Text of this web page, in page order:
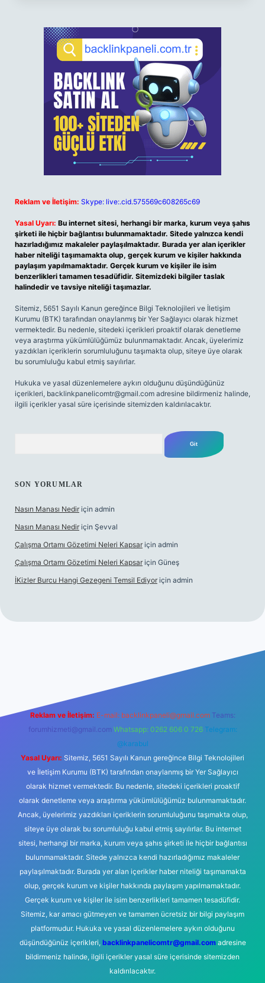
Reklam ve İletişim: Skype: live:.cid.575569c608265c69
Yasal Uyarı: Bu internet sitesi, herhangi bir marka, kurum veya şahıs
şirketi ile hiçbir bağlantısı bulunmamaktadır. Sitede yalnızca kendi
hazırladığımız makaleler paylaşılmaktadır. Burada yer alan içerikler
haber niteliği taşımamakta olup, gerçek kurum ve kişiler hakkında
paylaşım yapılmamaktadır. Gerçek kurum ve kişiler ile isim
benzerlikleri tamamen tesadüfidir. Sitemizdeki bilgiler taslak
halindedir ve tavsiye niteliği taşımazlar.
Sitemiz, 5651 Sayılı Kanun gereğince Bilgi Teknolojileri ve İletişim
Kurumu (BTK) tarafından onaylanmış bir Yer Sağlayıcı olarak hizmet
vermektedir. Bu nedenle, sitedeki içerikleri proaktif olarak denetleme
veya araştırma yükümlülüğümüz bulunmamaktadır. Ancak, üyelerimiz
yazdıkları içeriklerin sorumluluğunu taşımakta olup, siteye üye olarak
bu sorumluluğu kabul etmiş sayılırlar.
Hukuka ve yasal düzenlemelere aykırı olduğunu düşündüğünüz
içerikleri, backlinkpanelicomtr@gmail.com adresine bildirmeniz halinde,
ilgili içerikler yasal süre içerisinde sitemizden kaldırılacaktır.
SON YORUMLAR
Nasın Manası Nedir için admin
Nasın Manası Nedir için Şevval
Çalışma Ortamı Gözetimi Neleri Kapsar için admin
Çalışma Ortamı Gözetimi Neleri Kapsar için Güneş
İKizler Burcu Hangi Gezegeni Temsil Ediyor için admin
Reklam ve İletişim: E-mail: backlinkpaneli@gmail.com Teams:
forumhizmeti@gmail.com Whatsapp: 0262 606 0 726 Telegram:
@karabul
Yasal Uyarı: Sitemiz, 5651 Sayılı Kanun gereğince Bilgi Teknolojileri
ve İletişim Kurumu (BTK) tarafından onaylanmış bir Yer Sağlayıcı
olarak hizmet vermektedir. Bu nedenle, sitedeki içerikleri proaktif
olarak denetleme veya araştırma yükümlülüğümüz bulunmamaktadır.
Ancak, üyelerimiz yazdıkları içeriklerin sorumluluğunu taşımakta olup,
siteye üye olarak bu sorumluluğu kabul etmiş sayılırlar. Bu internet
sitesi, herhangi bir marka, kurum veya şahıs şirketi ile hiçbir bağlantısı
bulunmamaktadır. Sitede yalnızca kendi hazırladığımız makaleler
paylaşılmaktadır. Burada yer alan içerikler haber niteliği taşımamakta
olup, gerçek kurum ve kişiler hakkında paylaşım yapılmamaktadır.
Gerçek kurum ve kişiler ile isim benzerlikleri tamamen tesadüfidir.
Sitemiz, kar amacı gütmeyen ve tamamen ücretsiz bir bilgi paylaşım
platformudur. Hukuka ve yasal düzenlemelere aykırı olduğunu
düşündüğünüz içerikleri, backlinkpanelicomtr@gmail.comadresine
bildirmeniz halinde, ilgili içerikler yasal süre içerisinde sitemizden
kaldırılacaktır.